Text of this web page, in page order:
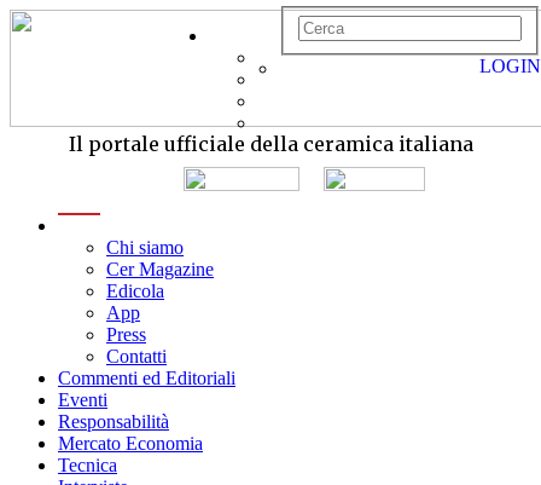
Il portale ufficiale della ceramica italiana
Chi siamo
Cer Magazine
Edicola
App
Press
Contatti
Commenti ed Editoriali
Eventi
Responsabilità
Mercato Economia
Tecnica
LOGIN